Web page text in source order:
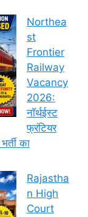
Northea
st
Frontier
Railway
Vacancy
2026:
नॉर्थईस्ट
फ्रंटियर
का
Rajastha
n High
Court